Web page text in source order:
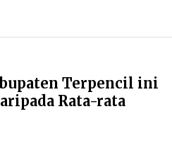
Terpencil ini
Rata-rata